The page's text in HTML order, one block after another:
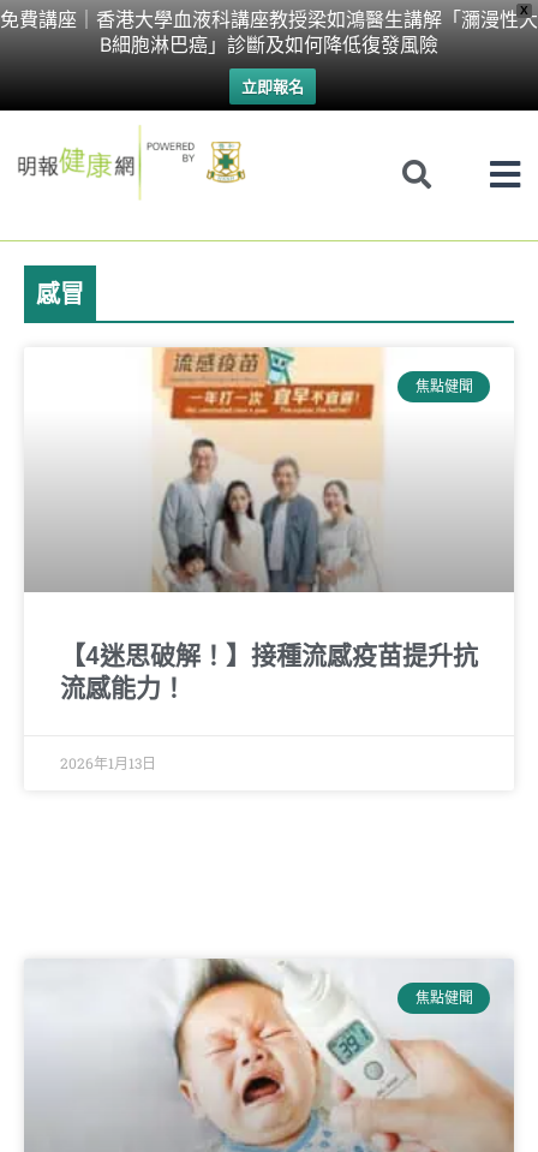
X
免費講座｜香港大學血液科講座教授梁如鴻醫生講解「瀰漫性大
B細胞淋巴癌」診斷及如何降低復發風險
立即報名
Skip
感冒
焦點健聞
【4迷思破解！】接種流感疫苗提升抗
流感能力！
2026年1月13日
焦點健聞
PagePagePage